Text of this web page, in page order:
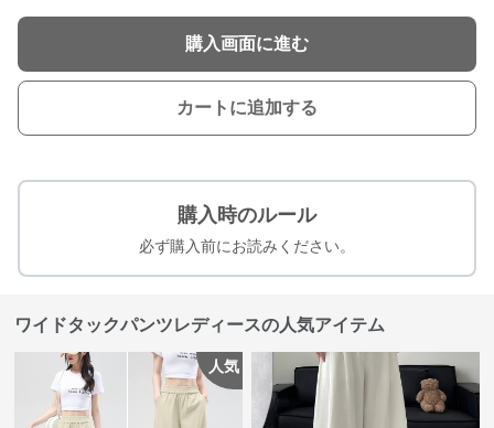
購入画面に進む
カートに追加する
購入時のルール
必ず購入前にお読みください。
ワイドタックパンツレディースの人気アイテム
人気